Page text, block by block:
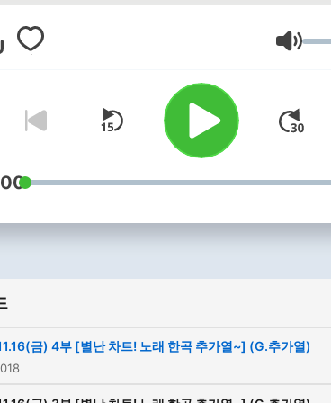
음량
금) 4부 [별난 차트! 노래 한곡 추가열~] (G.추가열)